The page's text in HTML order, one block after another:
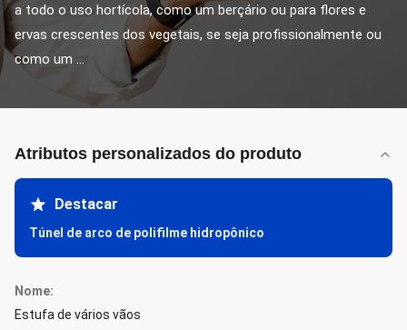
a todo o uso hortícola, como um berçário ou para flores e
ervas crescentes dos vegetais, se seja profissionalmente ou
como um ...
Atributos personalizados do produto
Destacar
Túnel de arco de polifilme hidropônico
Nome:
Estufa de vários vãos